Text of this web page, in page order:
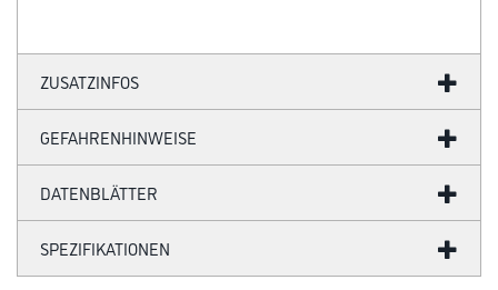
ZUSATZINFOS
GEFAHRENHINWEISE
DATENBLÄTTER
SPEZIFIKATIONEN